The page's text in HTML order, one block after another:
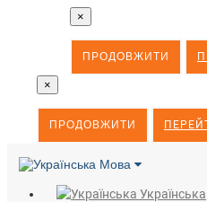
×
ПРОДОВЖИТИ
×
ПРОДОВЖИТИ
Мова
Українська